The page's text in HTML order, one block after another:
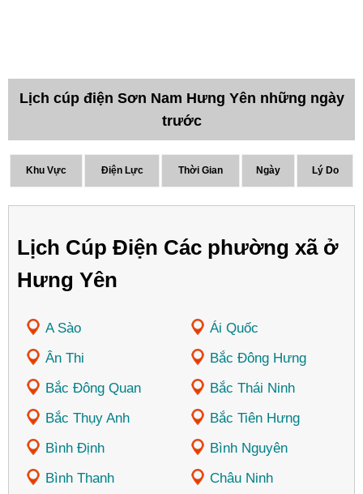
Lịch cúp điện Sơn Nam Hưng Yên những ngày
trước
Khu Vực Điện Lực Thời Gian Ngày Lý Do
Lịch Cúp Điện Các phường xã ở
Hưng Yên
A Sào
Ái Quốc
Ân Thi
Bắc Đông Hưng
Bắc Đông Quan
Bắc Thái Ninh
Bắc Thụy Anh
Bắc Tiên Hưng
Bình Định
Bình Nguyên
Bình Thanh
Châu Ninh